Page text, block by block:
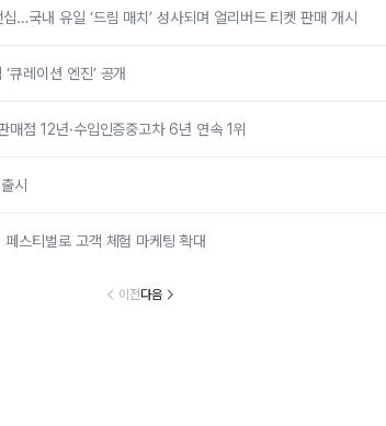
…국내 유일 ‘드림 매치’ 성사되며 얼리버드 티켓 판매 개시
큐레이션 엔진’ 공개
점 12년·수입인증중고차 6년 연속 1위
시
스티벌로 고객 체험 마케팅 확대
이전다음